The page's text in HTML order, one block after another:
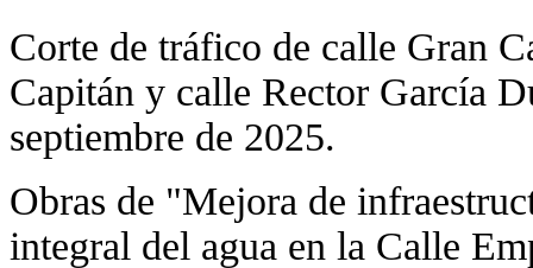
Corte de tráfico de calle Gran
Capitán y calle Rector García
septiembre de 2025.
Obras de "Mejora de
integral del agua en la Calle